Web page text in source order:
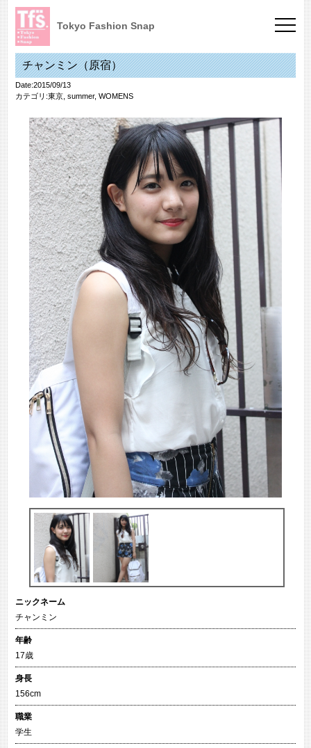
Tokyo Fashion Snap
チャンミン（原宿）
Date:2015/09/13
カテゴリ:東京, summer, WOMENS
ニックネーム
チャンミン
年齢
17歳
身長
156cm
職業
学生